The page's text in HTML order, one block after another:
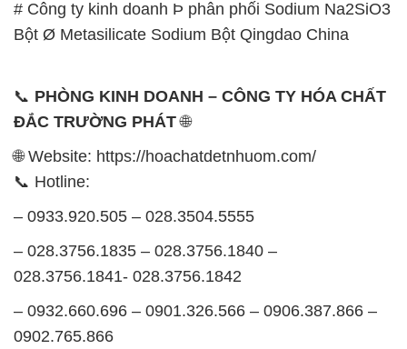
ĐẮC TRƯỜNG PHÁT🌐
🌐 Website: https://hoachatdetnhuom.com/
– 0933.920.505 – 028.3504.5555
028.3756.1841- 028.3756.1842
0902.765.866
📧 Email: hoachat@dactruongphat.vn
TRƯỜNG PHÁT